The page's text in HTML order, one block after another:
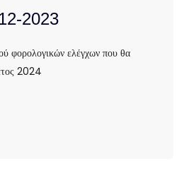
2023
φορολογικών ελέγχων που θα
2024